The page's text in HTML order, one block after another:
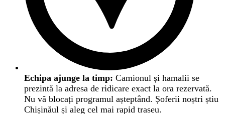
Echipa ajunge la timp: Camionul și hamalii se
prezintă la adresa de ridicare exact la ora rezervată.
Nu vă blocați programul așteptând. Șoferii noștri știu
Chișinăul și aleg cel mai rapid traseu.